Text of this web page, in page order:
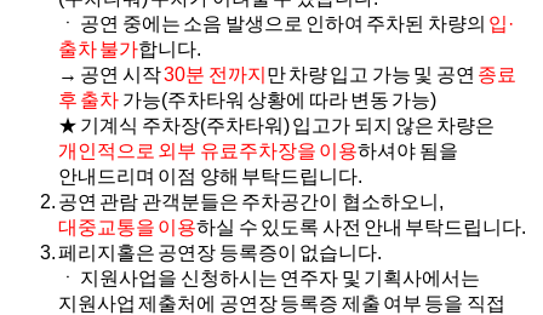
ㆍ 공연 중에는 소음 발생으로 인하여 주차된 차량의 입·
출차 불가합니다.
→ 공연 시작30분 전까지 만 차량 입고 가능 및 공연 종료
후 출차 가능(주차타워 상황에 따라 변동 가능)
★ 기계식 주차장(주차타워) 입고가 되지 않은 차량은
개인적으로 외부 유료주차장을 이용하셔야 됨을
안내드리며 이점 양해 부탁드립니다.
공연 관람 관객분들은 주차공간이 협소하오니,
대중교통을 이용하실 수 있도록 사전 안내 부탁드립니다.
페리지홀은 공연장 등록증이 없습니다.
ㆍ 지원사업을 신청하시는 연주자 및 기획사에서는
지원사업 제출처에 공연장 등록증 제출 여부 등을 직접